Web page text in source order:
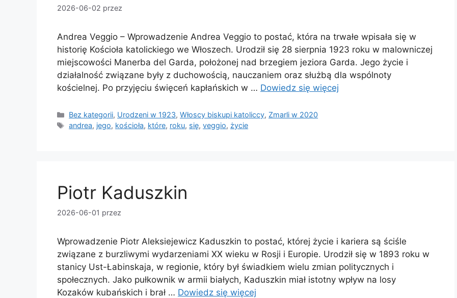
2026-06-02 przez
Andrea Veggio – Wprowadzenie Andrea Veggio to postać, która na trwałe wpisała się w
historię Kościoła katolickiego we Włoszech. Urodził się 28 sierpnia 1923 roku w malowniczej
miejscowości Manerba del Garda, położonej nad brzegiem jeziora Garda. Jego życie i
działalność związane były z duchowością, nauczaniem oraz służbą dla wspólnoty
kościelnej. Po przyjęciu święceń kapłańskich w … Dowiedz się więcej
Kategorie
Bez kategorii, Urodzeni w 1923,Włoscy biskupi katoliccy, Zmarli w 2020
Tagi
andrea, jego, kościoła, które, roku, się,veggio, życie
Piotr Kaduszkin
2026-06-01 przez
Wprowadzenie Piotr Aleksiejewicz Kaduszkin to postać, której życie i kariera są ściśle
związane z burzliwymi wydarzeniami XX wieku w Rosji i Europie. Urodził się w 1893 roku w
stanicy Ust-Łabinskaja, w regionie, który był świadkiem wielu zmian politycznych i
społecznych. Jako pułkownik w armii białych, Kaduszkin miał istotny wpływ na losy
Kozaków kubańskich i brał … Dowiedz się więcej